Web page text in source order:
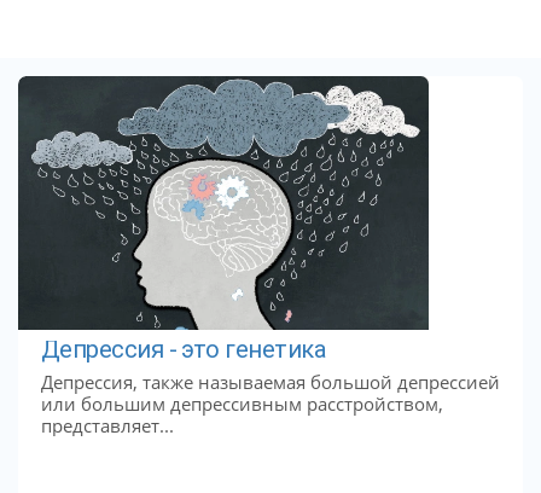
Депрессия - это генетика
Депрессия, также называемая большой депрессией
или большим депрессивным расстройством,
представляет...